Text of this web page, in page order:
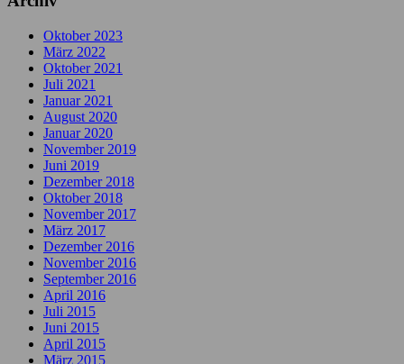
Oktober 2023
März 2022
Oktober 2021
Juli 2021
Januar 2021
August 2020
Januar 2020
November 2019
Juni 2019
Dezember 2018
Oktober 2018
November 2017
März 2017
Dezember 2016
November 2016
September 2016
April 2016
Juli 2015
Juni 2015
April 2015
März 2015